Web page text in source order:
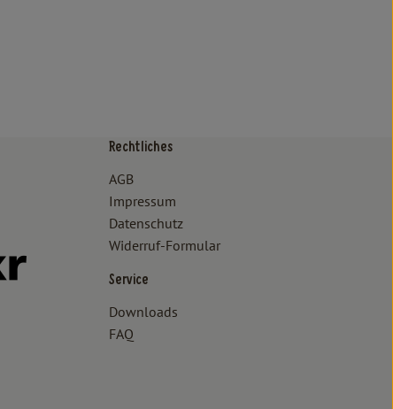
verbraucher
www.oekokiste.de/
lammertzhof/
www.instagram.com/lammertzhof/
https://www.youtube.com/channel/
Externer Link zu https://www.flickr.com/photos/
Rechtliches
AGB
Impressum
Datenschutz
Widerruf-Formular
Service
Downloads
FAQ